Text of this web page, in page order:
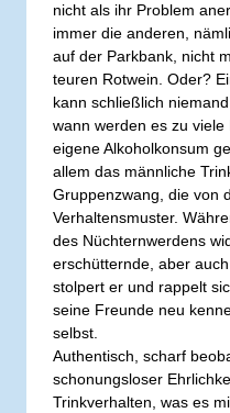
nicht als ihr Problem
immer die anderen,
auf der Parkbank, nicht
teuren Rotwein. Oder?
kann schließlich
wann werden es zu
eigene Alkoholkonsum
allem das männliche
Gruppenzwang, die von
Verhaltensmuster.
des Nüchternwerdens
erschütternde, aber
stolpert er und rappelt
seine Freunde neu
selbst.
Authentisch, scharf
schonungsloser
Trinkverhalten, was es